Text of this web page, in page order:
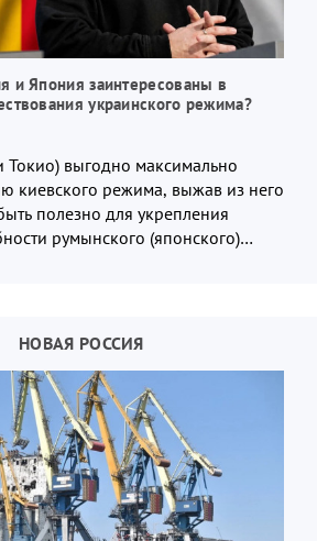
и Япония заинтересованы в
украинского режима?
Токио) выгодно максимально
киевского режима, выжав из него
полезно для укрепления
румынского (японского)
НОВАЯ РОССИЯ